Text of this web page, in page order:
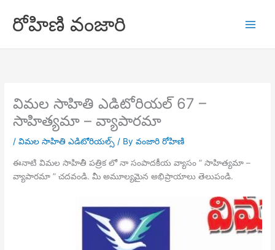
content
రోహిణి వంజారి
విమల సాహితి ఎడిటోరియల్ 67 –
సాహిత్యమా – వ్యాపారమా
/విమల సాహితి ఎడిటోరియల్స్ / Byవంజారి రోహిణి
ఈనాటి విమల సాహితీ పత్రిక లో నా సంపాదకీయ వ్యాసం ” సాహిత్యమా –
వ్యాపారమా ” చదవండి. మీ అమూల్యమైన అభిప్రాయాలు తెలుపండి.